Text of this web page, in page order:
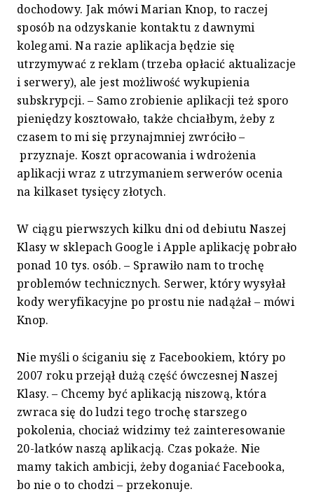
dochodowy. Jak mówi Marian Knop, to raczej
sposób na odzyskanie kontaktu z dawnymi
kolegami. Na razie aplikacja będzie się
utrzymywać z reklam (trzeba opłacić aktualizacje
i serwery), ale jest możliwość wykupienia
subskrypcji. – Samo zrobienie aplikacji też sporo
pieniędzy kosztowało, także chciałbym, żeby z
czasem to mi się przynajmniej zwróciło –
przyznaje. Koszt opracowania i wdrożenia
aplikacji wraz z utrzymaniem serwerów ocenia
na kilkaset tysięcy złotych.
W ciągu pierwszych kilku dni od debiutu Naszej
Klasy w sklepach Google i Apple aplikację pobrało
ponad 10 tys. osób. – Sprawiło nam to trochę
problemów technicznych. Serwer, który wysyłał
kody weryfikacyjne po prostu nie nadążał – mówi
Knop.
Nie myśli o ściganiu się z Facebookiem, który po
2007 roku przejął dużą część ówczesnej Naszej
Klasy. – Chcemy być aplikacją niszową, która
zwraca się do ludzi tego trochę starszego
pokolenia, chociaż widzimy też zainteresowanie
20-latków naszą aplikacją. Czas pokaże. Nie
mamy takich ambicji, żeby doganiać Facebooka,
bo nie o to chodzi – przekonuje.